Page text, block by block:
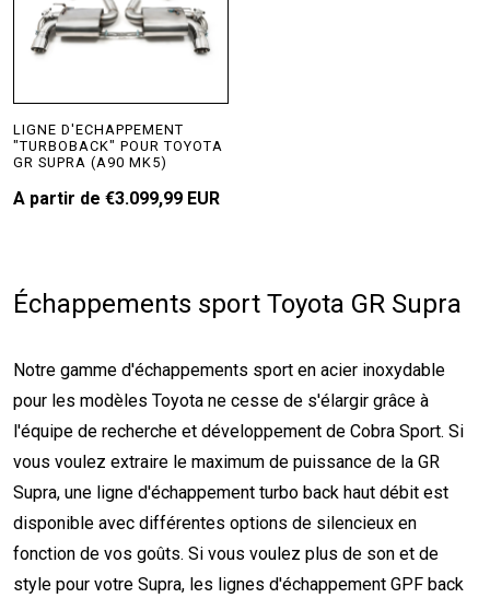
LIGNE D'ECHAPPEMENT
"TURBOBACK" POUR TOYOTA
GR SUPRA (A90 MK5)
A partir de €3.099,99 EUR
Échappements sport Toyota GR Supra
Notre gamme d'échappements sport en acier inoxydable
pour les modèles Toyota ne cesse de s'élargir grâce à
l'équipe de recherche et développement de Cobra Sport. Si
vous voulez extraire le maximum de puissance de la GR
Supra, une ligne d'échappement turbo back haut débit est
disponible avec différentes options de silencieux en
fonction de vos goûts. Si vous voulez plus de son et de
style pour votre Supra, les lignes d'échappement GPF back